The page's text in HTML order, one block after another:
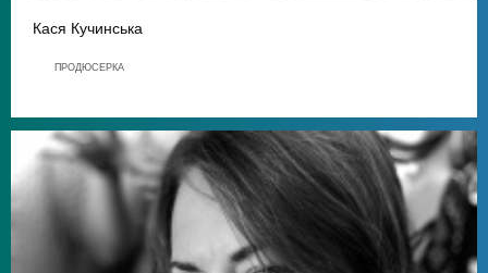
Кася Кучинська
ПРОДЮСЕРКА